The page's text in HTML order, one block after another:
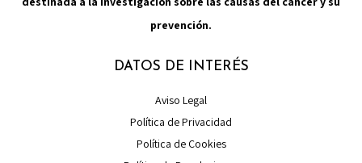
prevención.
DATOS DE INTERÉS
Aviso Legal
Política de Privacidad
Política de Cookies